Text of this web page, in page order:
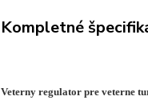
Kompletné
Veterny regulator pre veterne